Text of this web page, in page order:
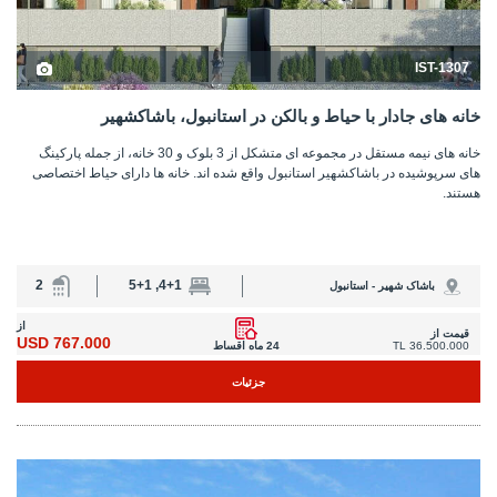
IST-1307
خانه های جادار با حیاط و بالکن در استانبول، باشاکشهیر
خانه های نیمه مستقل در مجموعه ای متشکل از 3 بلوک و 30 خانه، از جمله پارکینگ
های سرپوشیده در باشاکشهیر استانبول واقع شده اند. خانه ها دارای حیاط اختصاصی
هستند.
باشاک شهیر - استانبول 4+1, 5+1
2
قیمت از
36.500.000 TL
24 ماه اقساط
از
767.000 USD
جزئیات